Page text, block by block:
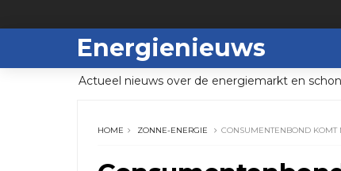
Energienieuws
Actueel nieuws over de energiemarkt en
HOME ZONNE-ENERGIE CONSUMENTENBOND KOMT